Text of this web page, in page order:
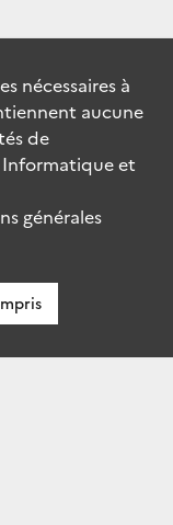
nécessaires à
aucune
de
et
générales